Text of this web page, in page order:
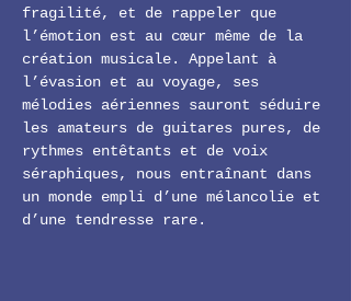
fragilité, et de rappeler que
l’émotion est au cœur même de la
création musicale. Appelant à
l’évasion et au voyage, ses
mélodies aériennes sauront séduire
les amateurs de guitares pures, de
rythmes entêtants et de voix
séraphiques, nous entraînant dans
un monde empli d’une mélancolie et
d’une tendresse rare.